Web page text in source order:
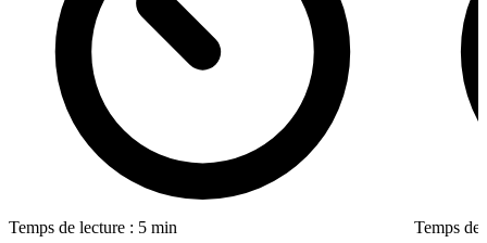
Temps de lecture : 5 min
Temps de